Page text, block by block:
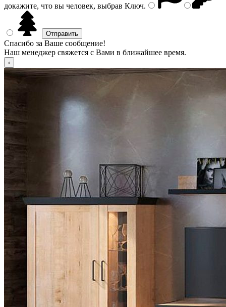
докажите, что вы человек, выбрав Ключ.
Спасибо за Ваше сообщение!
Наш менеджер свяжется с Вами в ближайшее время.